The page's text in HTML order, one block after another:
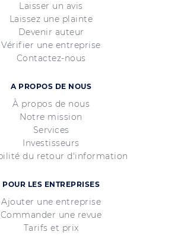
Laisser un avis
Laissez une plainte
Devenir auteur
Vérifier une entreprise
Contactez-nous
A PROPOS DE NOUS
À propos de nous
Notre mission
Services
Investisseurs
du retour d'information
POUR LES ENTREPRISES
Ajouter une entreprise
Commander une revue
Tarifs et prix